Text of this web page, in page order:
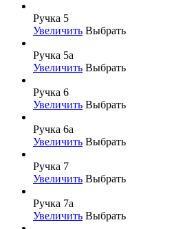
Ручка 5
Увеличить Выбрать
Ручка 5а
Увеличить Выбрать
Ручка 6
Увеличить Выбрать
Ручка 6а
Увеличить Выбрать
Ручка 7
Увеличить Выбрать
Ручка 7а
Увеличить Выбрать